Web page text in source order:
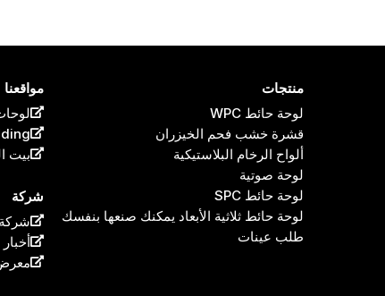
Name
*
عنوان البريد الإلكتروني
منتجات
لوحة حائط WPC
قشرة خشب فحم الخيزران
ألواح الرخام البلاستيكية
لوحة صوتية
لوحة حائط SPC
لوحة حائط ثلاثية الأبعاد يمكنك صنعها بنفسك
طلب عينات
مواقعنا
بيت
شركة
شركة
أخبار